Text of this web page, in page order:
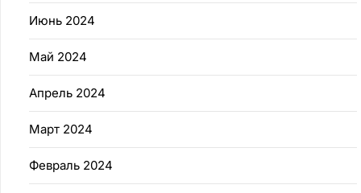
Июнь 2024
Май 2024
Апрель 2024
Март 2024
Февраль 2024